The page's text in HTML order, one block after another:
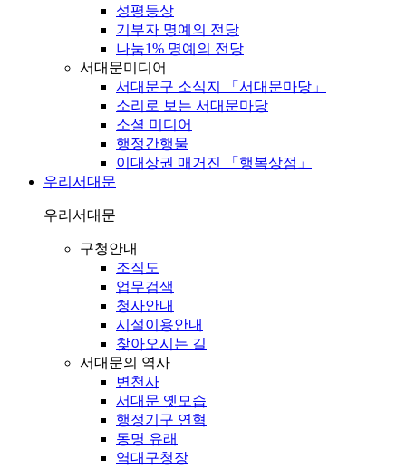
성평등상
기부자 명예의 전당
나눔1% 명예의 전당
서대문미디어
서대문구 소식지 「서대문마당」
소리로 보는 서대문마당
소셜 미디어
행정간행물
이대상권 매거진 「행복상점」
우리서대문
우리서대문
구청안내
조직도
업무검색
청사안내
시설이용안내
찾아오시는 길
서대문의 역사
변천사
서대문 옛모습
행정기구 연혁
동명 유래
역대구청장